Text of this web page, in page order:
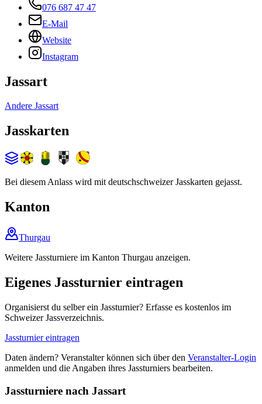
076 687 47 47
E-Mail
Website
Instagram
Jassart
Andere Jassart
Jasskarten
Bei diesem Anlass wird mit deutschschweizer Jasskarten gejasst.
Kanton
Thurgau
Weitere Jassturniere im Kanton Thurgau anzeigen.
Eigenes Jassturnier eintragen
Organisierst du selber ein Jassturnier? Erfasse es kostenlos im
Schweizer Jassverzeichnis.
Jassturnier eintragen
Daten ändern? Veranstalter können sich über den Veranstalter-Login
anmelden und die Angaben ihres Jassturniers bearbeiten.
Jassturniere nach Jassart